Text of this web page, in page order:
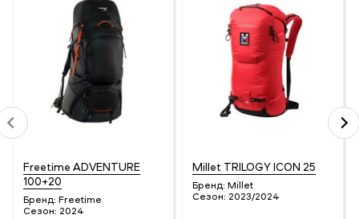
Freetime ADVENTURE
100+20
Бренд: Freetime
Сезон: 2024
Millet TRILOGY ICON 25
Бренд: Millet
Сезон: 2023/2024